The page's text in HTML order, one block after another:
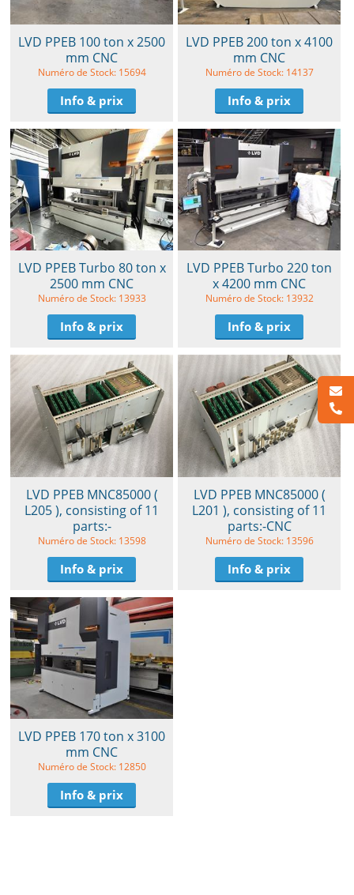
LVD PPEB 100 ton x 2500
mm CNC
Numéro de Stock: 15694
Info & prix
LVD PPEB 200 ton x 4100
mm CNC
Numéro de Stock: 14137
Info & prix
LVD PPEB Turbo 80 ton x
2500 mm CNC
Numéro de Stock: 13933
Info & prix
LVD PPEB Turbo 220 ton
x 4200 mm CNC
Numéro de Stock: 13932
Info & prix
LVD PPEB MNC85000 (
L205 ), consisting of 11
parts:-
Numéro de Stock: 13598
Info & prix
LVD PPEB MNC85000 (
L201 ), consisting of 11
parts:-CNC
Numéro de Stock: 13596
Info & prix
LVD PPEB 170 ton x 3100
mm CNC
Numéro de Stock: 12850
Info & prix